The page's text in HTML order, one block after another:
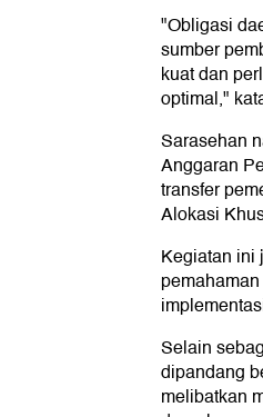
"Obligasi
sumber
kuat dan
optimal,"
Sarasehan
Anggaran
transfer
Alokasi
Kegiatan ini
Selain
dipandang
melibatkan